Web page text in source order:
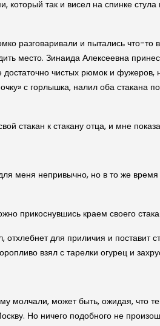
который так и висел на спинке
разговаривали и пытались что-
место. Зинаида Алексеевна
чистых рюмок и
с горлышка, налил оба
стакан к стакану отца, и мне
меня непривычно, но в то же
прикоснувшись краем своего
отхлебнет для приличия и
взял с тарелки огурец и
молчали, может быть, ожидая, что
Но ничего подобного не